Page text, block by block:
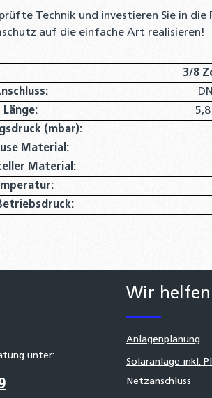
Technik und investieren Sie in
auf die einfache Art realisieren!
3/8
Länge:
(mbar):
Material:
Material:
unter:
Wir
Anlagenplanung
Solaranlage inkl.
Netzanschluss